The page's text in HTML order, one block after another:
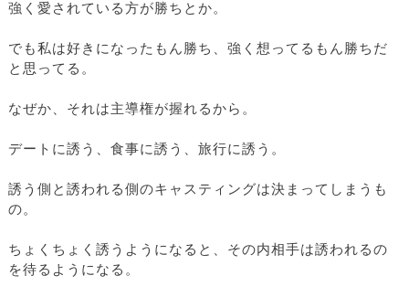
強く愛されている方が勝ちとか。
でも私は好きになったもん勝ち、強く想ってるもん勝ちだ
と思ってる。
なぜか、それは主導権が握れるから。
デートに誘う、食事に誘う、旅行に誘う。
誘う側と誘われる側のキャスティングは決まってしまうも
の。
ちょくちょく誘うようになると、その内相手は誘われるの
を待るようになる。